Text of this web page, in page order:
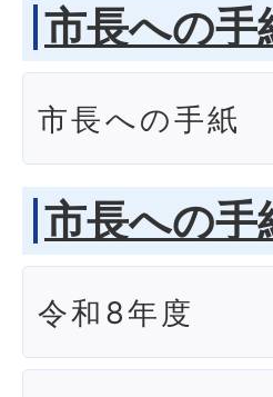
市長への手
市長への手紙
市長への手
令和8年度